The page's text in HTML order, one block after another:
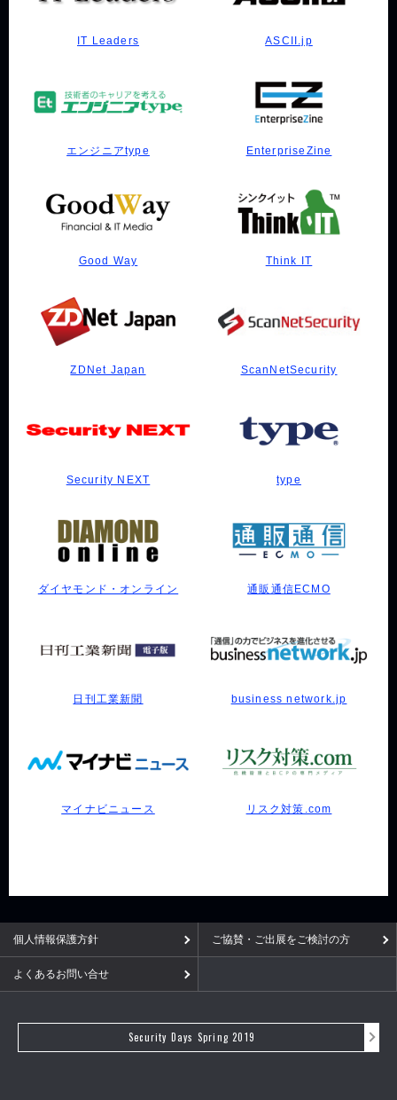
IT Leaders ASCII.jp
エンジニアtype EnterpriseZine
Good Way Think IT
ZDNet Japan ScanNetSecurity
Security NEXT type
ダイヤモンド・オンライン 通販通信ECMO
日刊工業新聞 business network.jp
マイナビニュース リスク対策.com
個人情報保護方針 ご協賛・ご出展をご検討の方
よくあるお問い合せ
Security Days Spring 2019